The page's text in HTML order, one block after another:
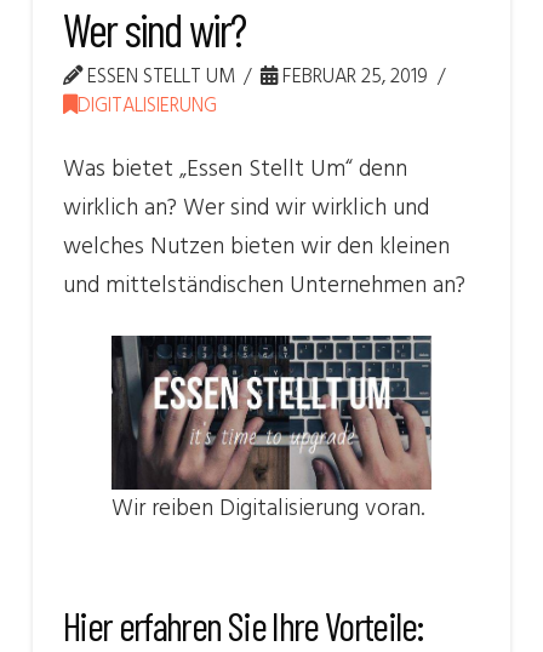
Wer sind wir?
ESSEN STELLT UM
FEBRUAR 25, 2019
DIGITALISIERUNG
Was bietet „Essen Stellt Um“ denn
wirklich an? Wer sind wir wirklich und
welches Nutzen bieten wir den kleinen
und mittelständischen Unternehmen an?
Wir reiben Digitalisierung voran.
Hier erfahren Sie Ihre Vorteile: